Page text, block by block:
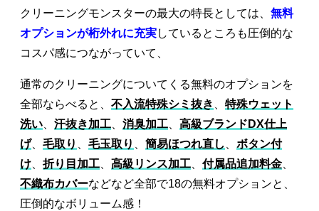
クリーニングモンスターの最大の特長としては、 無料
オプションが桁外れに充実しているところも圧倒的な
コスパ感につながっていて、
通常のクリーニングについてくる無料のオプションを
全部ならべると、 不入流特殊シミ抜き
特殊ウェット
洗い
汗抜き加工 消臭加工
高級ブランドDX仕上
げ、 毛取り 毛玉取り 簡易ほつれ直し
ボタン付
け
折り目加工 高級リンス加工 付属品追加料金
不織布カバーなどなど全部で18の無料オプションと、
圧倒的なボリューム感！